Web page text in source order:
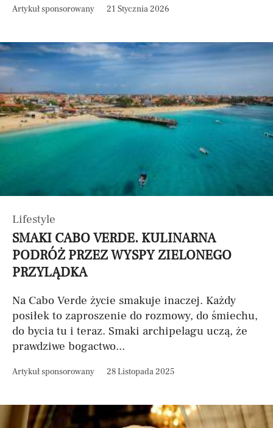
Artykuł sponsorowany 21 Stycznia 2026
Lifestyle
SMAKI CABO VERDE. KULINARNA
PODRÓŻ PRZEZ WYSPY ZIELONEGO
PRZYLĄDKA
Na Cabo Verde życie smakuje inaczej. Każdy
posiłek to zaproszenie do rozmowy, do śmiechu,
do bycia tu i teraz. Smaki archipelagu uczą, że
prawdziwe bogactwo...
Artykuł sponsorowany 28 Listopada 2025